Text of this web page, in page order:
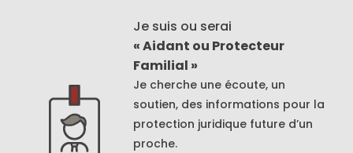
Je suis ou serai
« Aidant ou Protecteur
Familial »
Je cherche une écoute, un
soutien, des informations pour la
protection juridique future d’un
proche.